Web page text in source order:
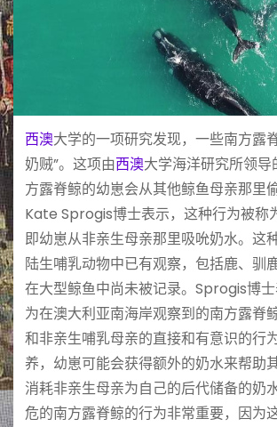
西澳大学的一项研究发现，一些南方露
奶贼”。这项由西澳大学海洋研究所领导
方露脊鲸的幼崽会从其他鲸鱼母亲那里
Kate Sprogis博士表示，这种行为被称为
即幼崽从非亲生母亲那里吸吮奶水。这
陆生哺乳动物中已有观察，包括鹿、驯
在大型鲸鱼中尚未被记录。Sprogis博
为在澳大利亚南海岸观察到的南方露脊
和非亲生哺乳母亲的直接和有意识的行
养，幼崽可能会获得额外的奶水来帮助
消耗非亲生母亲为自己的后代储备的奶
危的南方露脊鲸的行为非常重要，因为